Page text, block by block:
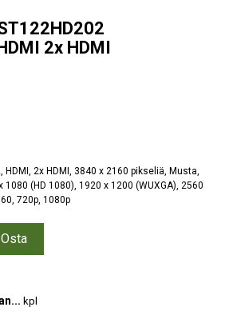
2x HDMI
2x HDMI, 3840 x 2160 pikseliä, Musta,
1080 (HD 1080), 1920 x 1200 (WUXGA), 2560
720p, 1080p
Osta
kpl